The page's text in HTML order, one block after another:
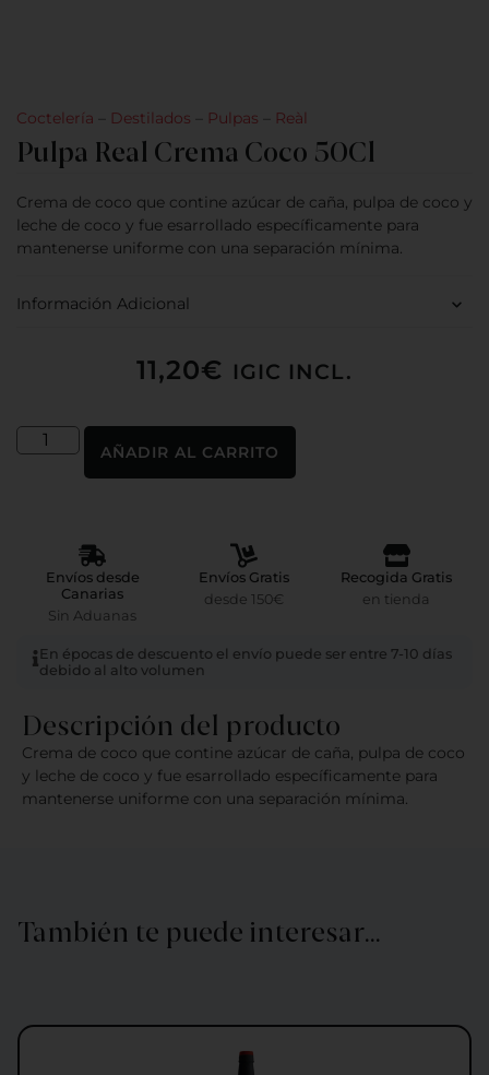
Coctelería Destilados Pulpas Reàl
Pulpa Real Crema Coco 50Cl
Crema de coco que contine azúcar de caña, pulpa de coco y
leche de coco y fue esarrollado específicamente para
mantenerse uniforme con una separación mínima.
Información Adicional
11,20€ IGIC INCL.
AÑADIR AL CARRITO
Envíos desde
Canarias
Sin Aduanas
Envíos Gratis
desde 150€
Recogida Gratis
en tienda
En épocas de descuento el envío puede ser entre 7-10 días
debido al alto volumen
Descripción del producto
Crema de coco que contine azúcar de caña, pulpa de coco
y leche de coco y fue esarrollado específicamente para
mantenerse uniforme con una separación mínima.
También te puede interesar…